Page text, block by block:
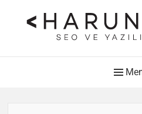
HARUN ALP
SEO ve